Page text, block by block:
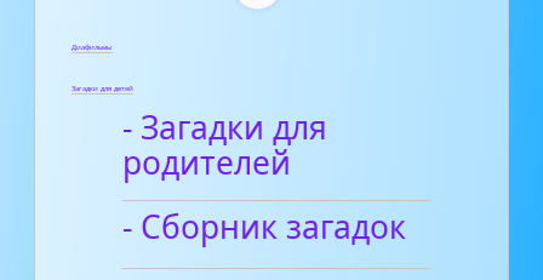
Диафильмы
Загадки для детей
- Загадки для
родителей
- Сборник загадок